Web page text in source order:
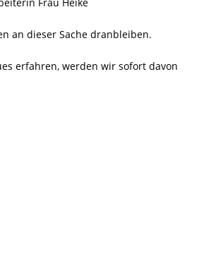
an dieser Sache dranbleiben.
erfahren, werden wir sofort davon